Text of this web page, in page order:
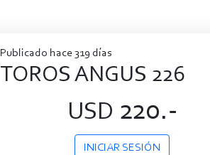
Publicado hace 319 días
TOROS ANGUS 226
USD 220.-
INICIAR SESIÓN